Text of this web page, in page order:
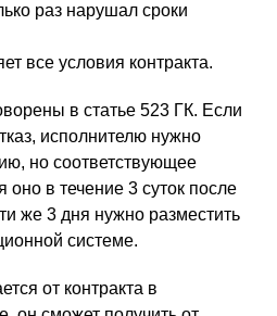
раз нарушал сроки
все условия контракта.
в статье 523 ГК. Если
исполнителю нужно
но соответствующее
в течение 3 суток после
же 3 дня нужно разместить
системе.
от контракта в